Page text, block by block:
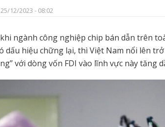
12/2023 - 08:02
ngành công nghiệp chip bán dẫn trên
dấu hiệu chững lại, thì Việt Nam nổi lên
với dòng vốn FDI vào lĩnh vực này tăng